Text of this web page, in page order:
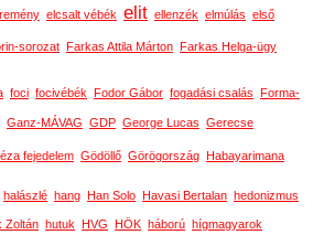
elcsalt vébék elit ellenzék elmúlás első
sorozat Farkas Attila Márton Farkas Helga-ügy
foci focivébék Fodor Gábor fogadási csalás Forma-
Ganz-MÁVAG GDP George Lucas Gerecse
fejedelem Gödöllő Görögország Habayarimana
halászlé hang Han Solo Havasi Bertalan hedonizmus
Zoltán hutuk HVG HÖK háború hígmagyarok